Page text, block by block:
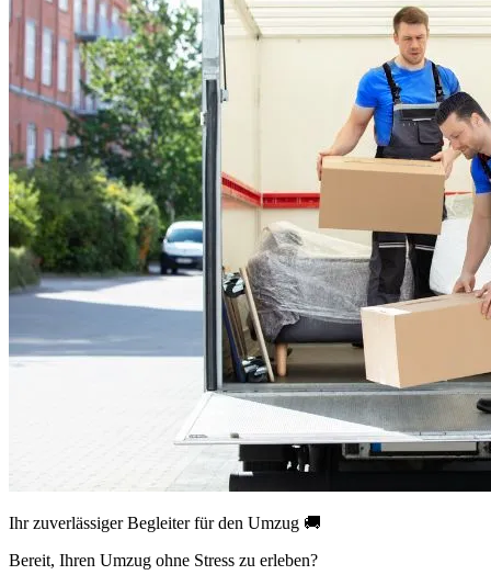
Ihr zuverlässiger Begleiter für den Umzug 🚚
Bereit, Ihren Umzug ohne Stress zu erleben?